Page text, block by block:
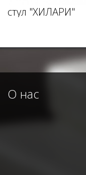
стул "ХИЛАРИ"
О нас